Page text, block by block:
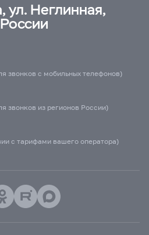
ул. Неглинная,
звонков с мобильных телефонов)
звонков из регионов России)
с тарифами вашего оператора)